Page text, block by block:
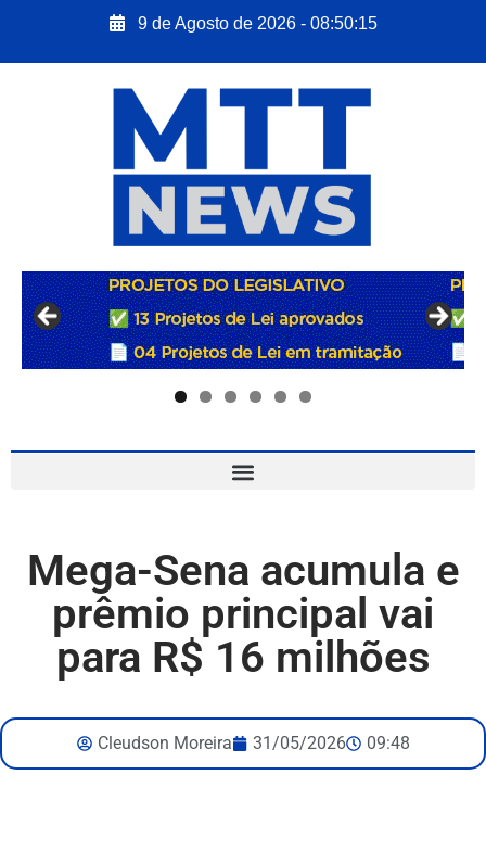
9 de Agosto de 2026 - 08:50:16
Mega-Sena acumula e
prêmio principal vai
para R$ 16 milhões
Cleudson Moreira 31/05/2026 09:48